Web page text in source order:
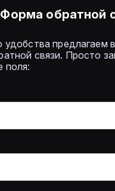
Форма обратной
удобства предлагаем
связи. Просто
поля: